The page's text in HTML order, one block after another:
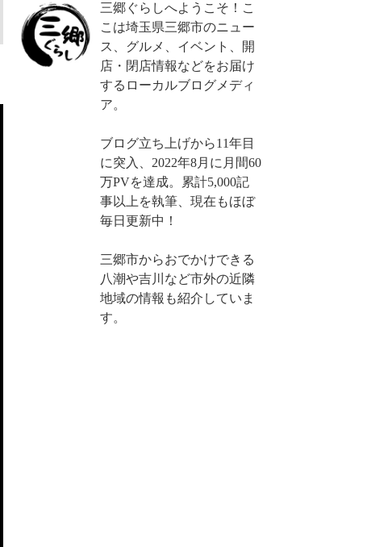
三郷ぐらしへようこそ！こ
こは埼玉県三郷市のニュー
ス、グルメ、イベント、開
店・閉店情報などをお届け
するローカルブログメディ
ア。
ブログ立ち上げから11年目
に突入、2022年8月に月間60
万PVを達成。累計5,000記
事以上を執筆、現在もほぼ
毎日更新中！
三郷市からおでかけできる
八潮や吉川など市外の近隣
地域の情報も紹介していま
す。